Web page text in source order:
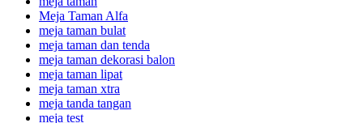
Meja Taman Alfa
meja taman bulat
meja taman dan tenda
meja taman dekorasi balon
meja taman lipat
meja taman xtra
meja tanda tangan
meja test